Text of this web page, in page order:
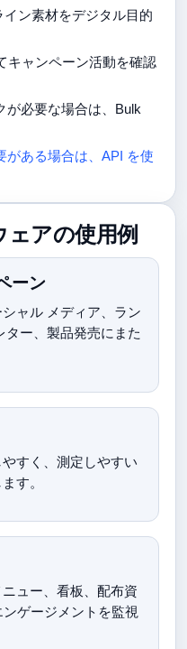
ン素材をデジタル目的
キャンペーン活動を確認
が必要な場合は、Bulk
がある場合は、API を使
ェアの使用例
ーン
ャル メディア、ラン
ター、製品発売にまた
すく、測定しやすい
す。
ュー、看板、配布資
ゲージメントを監視